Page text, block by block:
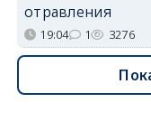
отравления
19:04 1 3276